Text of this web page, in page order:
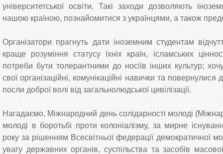
університетської освіти. Такі заходи дозволяють
нашою країною, познайомитися з українцями, а також
Організатори прагнуть дати іноземним студентам
краще розуміння статусу їхніх країн, ісламських
потреби бути толерантними до носіїв інших культур;
свої організаційні, комунікаційні навички та
посли доброї волі від загальнолюдської цивілізації.
Нагадаємо, Міжнародний день солідарності молоді
молоді в боротьбі проти колоніалізму, за мирне
року за рішенням Всесвітньої федерації демократичної
увагу державних органів, суспільства та засобів